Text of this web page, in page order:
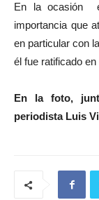
En la ocasión
importancia que
en particular con
él fue ratificado
En la foto,
periodista Luis